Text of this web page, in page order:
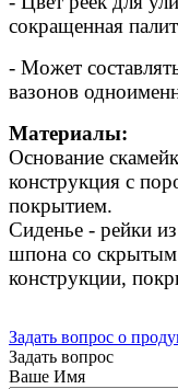
сокращенная
- Может
вазонов
Материалы:
Основание
конструкция с
покрытием.
Сиденье - рейки
шпона со
конструкции,
Задать вопрос о
Задать вопрос
Ваше Имя